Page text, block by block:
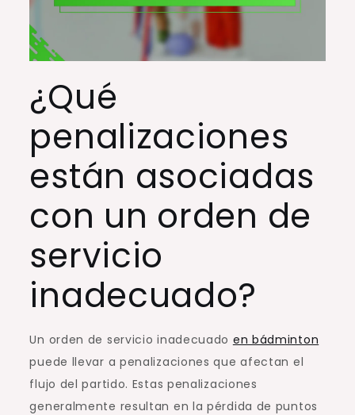
¿Qué
penalizaciones
están asociadas
con un orden de
servicio
inadecuado?
Un orden de servicio inadecuado en bádminton
puede llevar a penalizaciones que afectan el
flujo del partido. Estas penalizaciones
generalmente resultan en la pérdida de puntos